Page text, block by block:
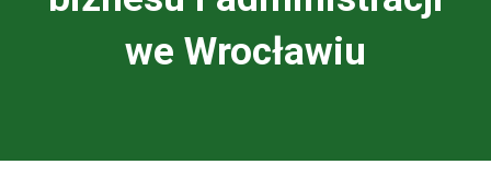
we Wrocławiu